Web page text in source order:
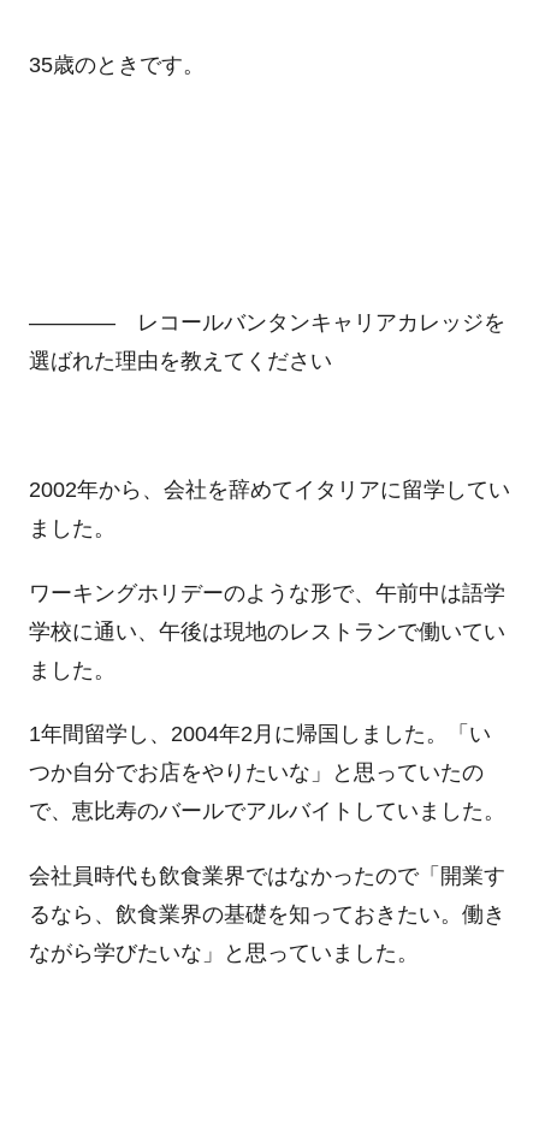
35歳のときです。
―――― レコールバンタンキャリアカレッジを
選ばれた理由を教えてください
2002年から、会社を辞めてイタリアに留学してい
ました。
ワーキングホリデーのような形で、午前中は語学
学校に通い、午後は現地のレストランで働いてい
ました。
1年間留学し、2004年2月に帰国しました。「い
つか自分でお店をやりたいな」と思っていたの
で、恵比寿のバールでアルバイトしていました。
会社員時代も飲食業界ではなかったので「開業す
るなら、飲食業界の基礎を知っておきたい。働き
ながら学びたいな」と思っていました。